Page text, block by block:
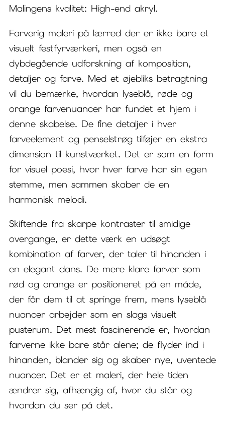
Malingens kvalitet: High-end akryl.
Farverig maleri på lærred der er ikke bare et
visuelt festfyrværkeri, men også en
dybdegående udforskning af komposition,
detaljer og farve. Med et øjebliks betragtning
vil du bemærke, hvordan lyseblå, røde og
orange farvenuancer har fundet et hjem i
denne skabelse. De fine detaljer i hver
farveelement og penselstrøg tilføjer en ekstra
dimension til kunstværket. Det er som en form
for visuel poesi, hvor hver farve har sin egen
stemme, men sammen skaber de en
harmonisk melodi.
Skiftende fra skarpe kontraster til smidige
overgange, er dette værk en udsøgt
kombination af farver, der taler til hinanden i
en elegant dans. De mere klare farver som
rød og orange er positioneret på en måde,
der får dem til at springe frem, mens lyseblå
nuancer arbejder som en slags visuelt
pusterum. Det mest fascinerende er, hvordan
farverne ikke bare står alene; de flyder ind i
hinanden, blander sig og skaber nye, uventede
nuancer. Det er et maleri, der hele tiden
ændrer sig, afhængig af, hvor du står og
hvordan du ser på det.